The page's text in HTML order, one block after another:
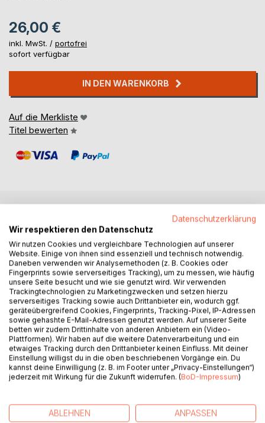
26,00 €
inkl. MwSt. / portofrei
sofort verfügbar
IN DEN WARENKORB
Auf die Merkliste
Titel bewerten
Dieses Buch ist eine Einführung in die kraftvolle Welt des
Unterbewusstseins und ein Vorschlag für eine mehr
ressourcenorientierte Haltung zum Leben. Hier finden wir
Inspiration für ein positives Konzept für die eigene
Lebensgestaltung, durch die aktive Auseinandersetzung
mit unserem Unterbewusstsein. Alessandra Bodmer
schlägt einen radikalen Richtungswechsel der einen
Lebenseinstellung vom Mangel in die Fülle vor und zeigt
wie man den Zugang zur inneren Urkraft und den Schätzen
im eigenen Unterbewusstsein finden kann. Sie arbeitet mit
den neusten Erkenntnissen aus den Neurowissenschaften
Modellen aus der Wirtschaft. Mit einer klaren und einfach
verständlichen Sprache und ihrer langjährigen beruflichen
Datenschutzerklärung
Wir respektieren den Datenschutz
Wir nutzen Cookies und vergleichbare Technologien auf unserer
Website. Einige von ihnen sind essenziell und technisch notwendig.
Daneben verwenden wir Analysemethoden (z. B. Cookies oder
Fingerprints sowie serverseitiges Tracking), um zu messen, wie häufig
unsere Seite besucht und wie sie genutzt wird. Wir verwenden
Trackingtechnologien zu Marketingzwecken und setzen hierzu
serverseitiges Tracking sowie auch Drittanbieter ein, wodurch ggf.
geräteübergreifend Cookies, Fingerprints, Tracking-Pixel, IP-Adressen
sowie gehashte E-Mail-Adressen genutzt werden. Auf unserer Seite
betten wir zudem Drittinhalte von anderen Anbietern ein (Video-
Plattformen). Wir haben auf die weitere Datenverarbeitung und ein
etwaiges Tracking durch den Drittanbieter keinen Einfluss. Mit deiner
Einstellung willigst du in die oben beschriebenen Vorgänge ein. Du
kannst deine Einwilligung (z. B. im Footer unter „Privacy-Einstellungen“)
jederzeit mit Wirkung für die Zukunft widerrufen. (BoD-Impressum)
ABLEHNEN ANPASSEN